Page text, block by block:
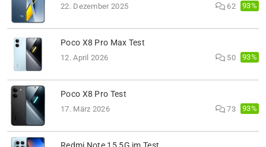
22. Dezember 2025 62 93%
Poco X8 Pro Max Test
12. April 2026 50 93%
Poco X8 Pro Test
17. März 2026 73 93%